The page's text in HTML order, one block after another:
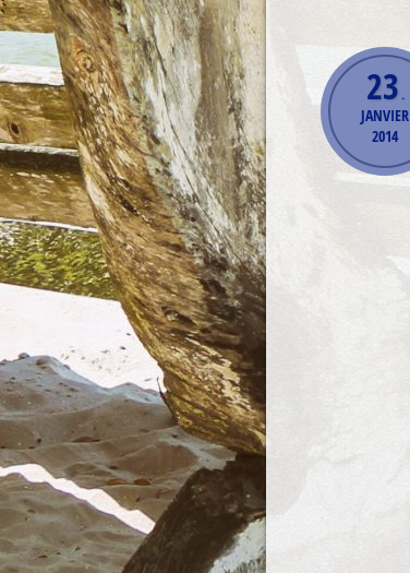
23.
JANVIER
2014